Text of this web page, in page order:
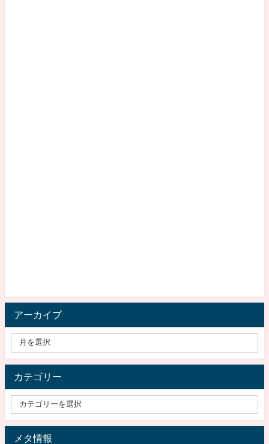
アーカイブ
カテゴリー
メタ情報